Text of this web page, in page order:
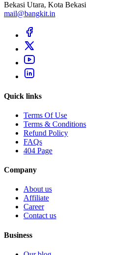
Bekasi Utara, Kota Bekasi
mail@bangkit.in
Quick links
Terms Of Use
Terms & Conditions
Refund Policy
FAQs
404 Page
Company
About us
Affiliate
Career
Contact us
Business